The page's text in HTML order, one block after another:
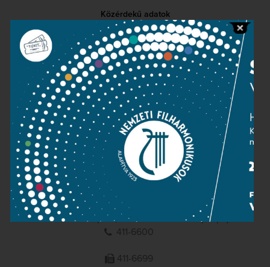
Közérdekű adatok
Sajtószoba
Adatvédelem
Impresszum
NEMZETI
FILHARMONIKUSOK
1095 Budapest, Komor Marcell u. 1. (Müpa)
411-6600
411-6699